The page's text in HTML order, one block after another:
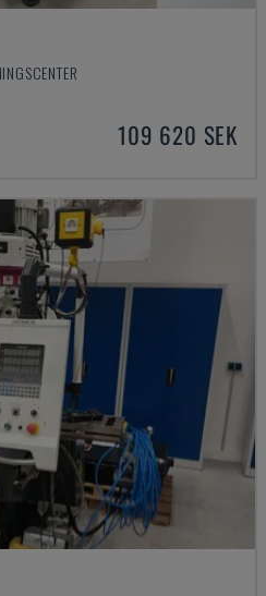
109 620 SEK